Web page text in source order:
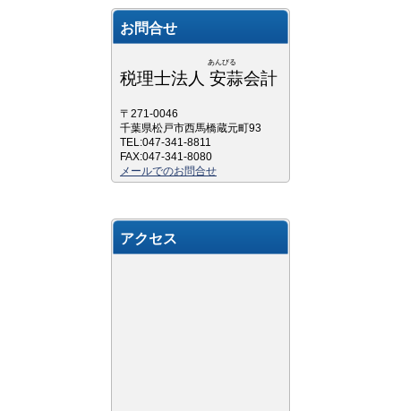
お問合せ
あんびる
税理士法人 安蒜会計
〒271-0046
千葉県松戸市西馬橋蔵元町93
TEL:047-341-8811
FAX:047-341-8080
メールでのお問合せ
アクセス